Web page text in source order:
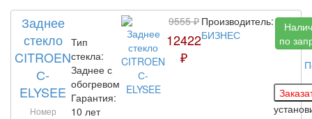
Заднее
стекло
CITROEN
С-
ELYSEE
Номер
Тип
стекла:
Заднее с
обогревом
Гарантия:
10 лет
9555 ₽
12422
₽
Производитель:
БИЗНЕС
по